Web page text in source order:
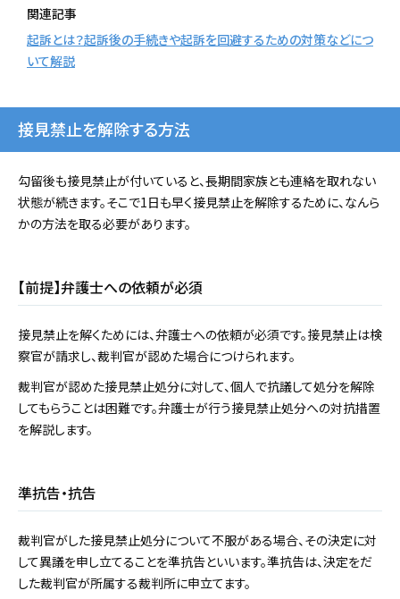
関連記事
起訴とは？起訴後の手続きや起訴を回避するための対策などにつ
いて解説
接見禁止を解除する方法
勾留後も接見禁止が付いていると、長期間家族とも連絡を取れない
状態が続きます。そこで1日も早く接見禁止を解除するために、なんら
かの方法を取る必要があります。
【前提】弁護士への依頼が必須
接見禁止を解くためには、弁護士への依頼が必須です。接見禁止は検
察官が請求し、裁判官が認めた場合につけられます。
裁判官が認めた接見禁止処分に対して、個人で抗議して処分を解除
してもらうことは困難です。弁護士が行う接見禁止処分への対抗措置
を解説します。
準抗告・抗告
裁判官がした接見禁止処分について不服がある場合、その決定に対
して異議を申し立てることを準抗告といいます。準抗告は、決定をだ
した裁判官が所属する裁判所に申立てます。